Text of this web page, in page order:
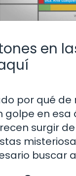
en
por qué
golpe en
surgir
buscar